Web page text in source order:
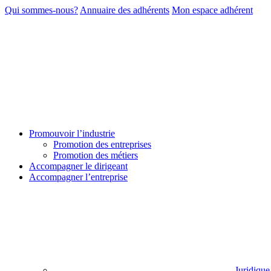
Qui sommes-nous? Annuaire des adhérents Mon espace adhérent
Promouvoir l’industrie
Promotion des entreprises
Promotion des métiers
Accompagner le dirigeant
Accompagner l’entreprise